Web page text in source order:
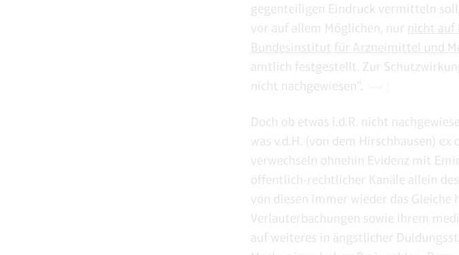
gegenteiligen Eindruck vermitteln
vor auf allem Möglichen, nur nicht auf
Bundesinstitut für Arzneimittel und
amtlich festgestellt. Zur
nicht nachgewiesen“.
Doch ob etwas i.d.R. nicht
was v.d.H. (von dem Hirschhausen)
verwechseln ohnehin Evidenz mit
öffentlich-rechtlicher Kanäle allein
von diesen immer wieder das
Verlauterbachungen sowie ihrem
auf weiteres in ängstlicher